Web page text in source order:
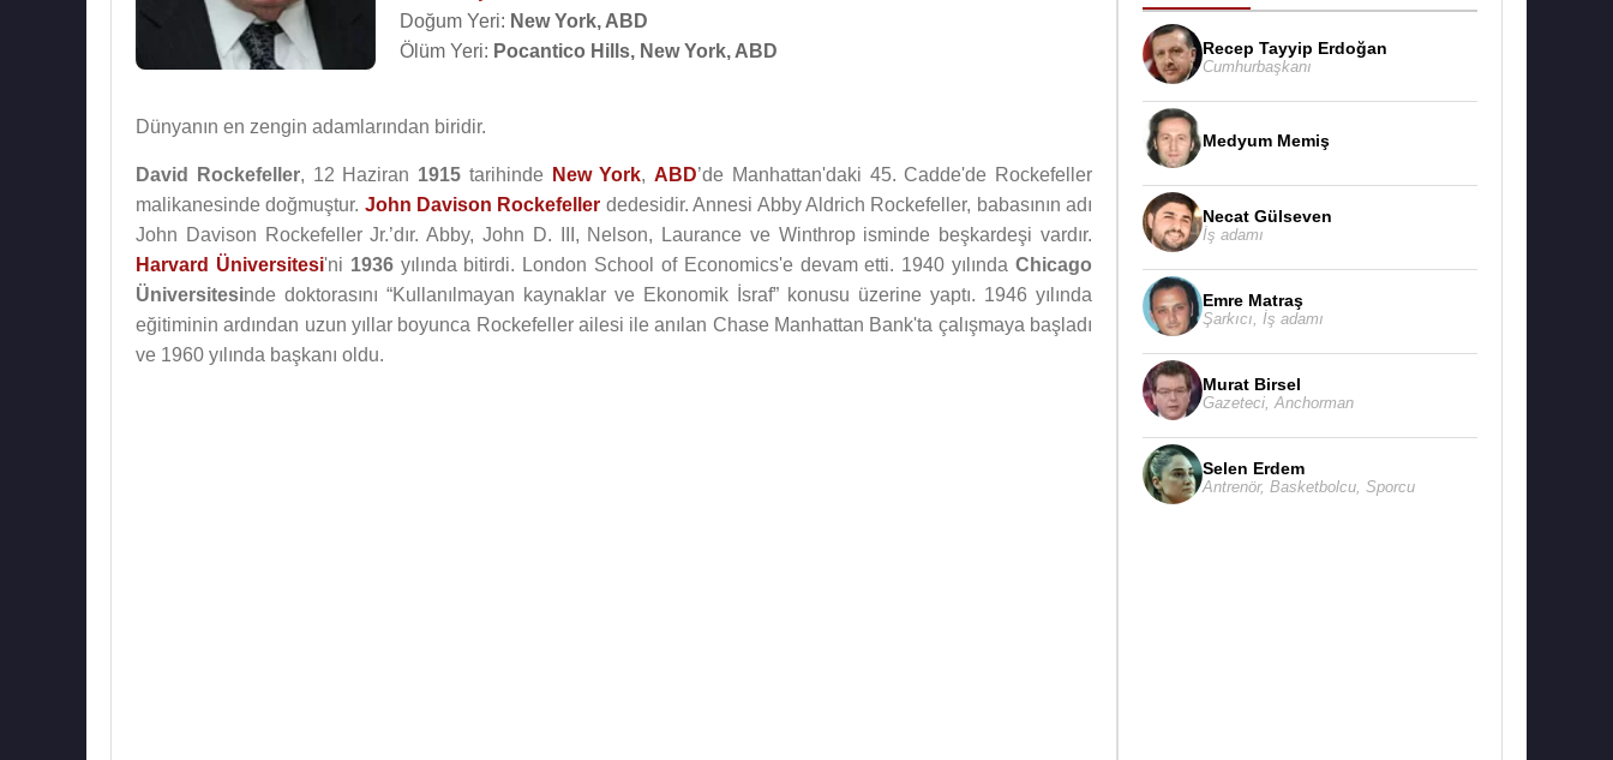
Doğum Yeri: New York, ABD
Ölüm Yeri: Pocantico Hills, New York, ABD
Dünyanın en zengin adamlarından biridir.
David Rockefeller, 12 Haziran 1915 tarihinde New York, ABD’de Manhattan'daki 45. Cadde'de Rockefeller
malikanesinde doğmuştur. John Davison Rockefeller dedesidir. Annesi Abby Aldrich Rockefeller, babasının adı
John Davison Rockefeller Jr.’dır. Abby, John D. III, Nelson, Laurance ve Winthrop isminde beşkardeşi vardır.
Harvard Üniversitesi'ni 1936yılında bitirdi. London School of Economics'e devam etti. 1940 yılındaChicago
Üniversitesinde doktorasını “Kullanılmayan kaynaklar ve Ekonomik İsraf” konusu üzerine yaptı. 1946 yılında
eğitiminin ardından uzun yıllar boyunca Rockefeller ailesi ile anılan Chase Manhattan Bank'ta çalışmaya başladı
ve 1960 yılında başkanı oldu.
Recep Tayyip Erdoğan
Cumhurbaşkanı
Medyum Memiş
Necat Gülseven
İş adamı
Emre Matraş
Şarkıcı İş adamı
Murat Birsel
Gazeteci Anchorman
Selen Erdem
Antrenör, Basketbolcu Sporcu